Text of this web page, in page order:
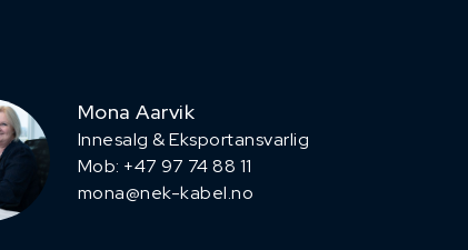
Mona Aarvik
Innesalg & Eksportansvarlig
Mob: +47 97 74 88 11
mona@nek-kabel.no